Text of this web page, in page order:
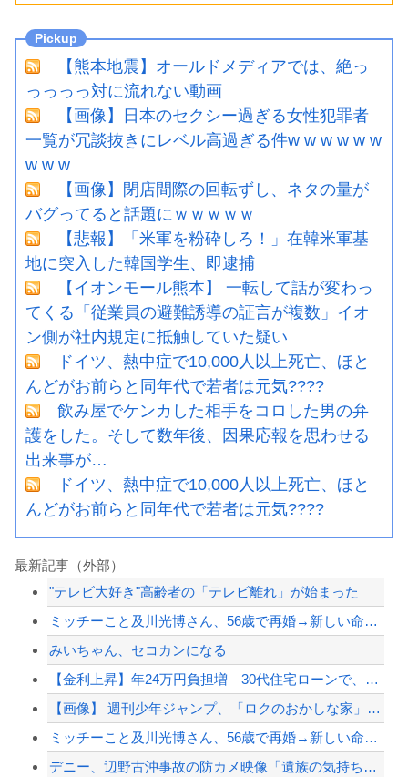
【熊本地震】オールドメディアでは、絶っ
っっっっ対に流れない動画
【画像】日本のセクシー過ぎる女性犯罪者
一覧が冗談抜きにレベル高過ぎる件w w w w w w
w w w
【画像】閉店間際の回転ずし、ネタの量が
バグってると話題にｗｗｗｗｗ
【悲報】「米軍を粉砕しろ！」在韓米軍基
地に突入した韓国学生、即逮捕
【イオンモール熊本】 一転して話が変わっ
てくる「従業員の避難誘導の証言が複数」イオ
ン側が社内規定に抵触していた疑い
ドイツ、熱中症で10,000人以上死亡、ほと
んどがお前らと同年代で若者は元気????
飲み屋でケンカした相手をコロした男の弁
護をした。そして数年後、因果応報を思わせる
出来事が…
ドイツ、熱中症で10,000人以上死亡、ほと
んどがお前らと同年代で若者は元気????
最新記事（外部）
"テレビ大好き"高齢者の「テレビ離れ」が始まった
ミッチーこと及川光博さん、56歳で再婚→新しい命まで授かるｗｗｗｗｗ
みいちゃん、セコカンになる
【金利上昇】年24万円負担増 30代住宅ローンで、内閣府試算
【画像】 週刊少年ジャンプ、「ロクのおかしな家」とかいう微妙な漫画を巻頭カラーに...
ミッチーこと及川光博さん、56歳で再婚→新しい命まで授かるｗｗｗｗｗ
デニー、辺野古沖事故の防カメ映像「遺族の気持ち踏まえたものかくみ取り切れず」